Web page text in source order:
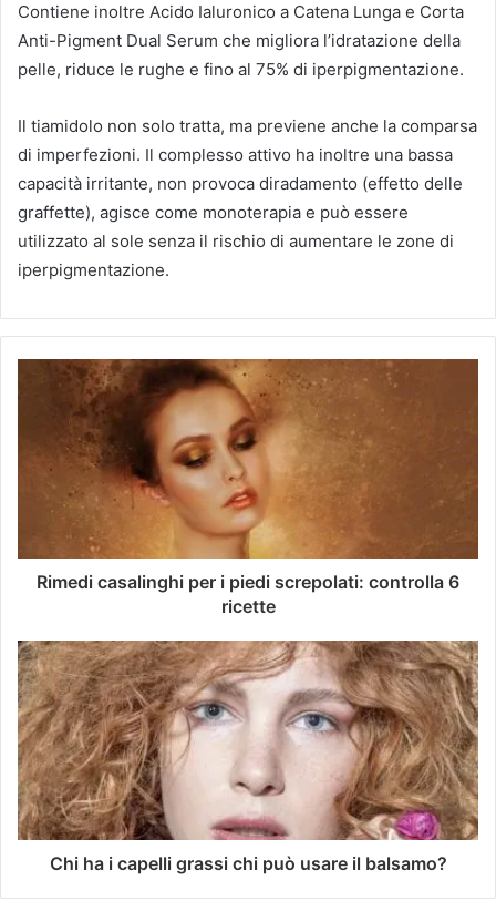
Contiene inoltre Acido Ialuronico a Catena Lunga e Corta
Anti-Pigment Dual Serum che migliora l’idratazione della
pelle, riduce le rughe e fino al 75% di iperpigmentazione.
Il tiamidolo non solo tratta, ma previene anche la comparsa
di imperfezioni. Il complesso attivo ha inoltre una bassa
capacità irritante, non provoca diradamento (effetto delle
graffette), agisce come monoterapia e può essere
utilizzato al sole senza il rischio di aumentare le zone di
iperpigmentazione.
Rimedi casalinghi per i piedi screpolati: controlla 6
ricette
Chi ha i capelli grassi chi può usare il balsamo?